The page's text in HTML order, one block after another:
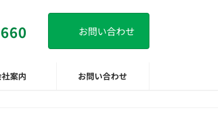
お問い合わせ
案内 お問い合わせ